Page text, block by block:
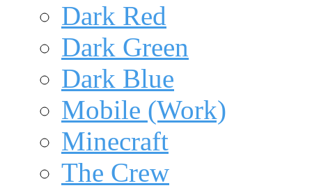
Dark Red
Dark Green
Dark Blue
Mobile (Work)
Minecraft
The Crew